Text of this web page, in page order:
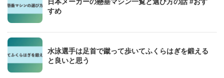
すめ
水泳選手は足首で蹴って歩いてふくらはぎを鍛える
と良いと思う